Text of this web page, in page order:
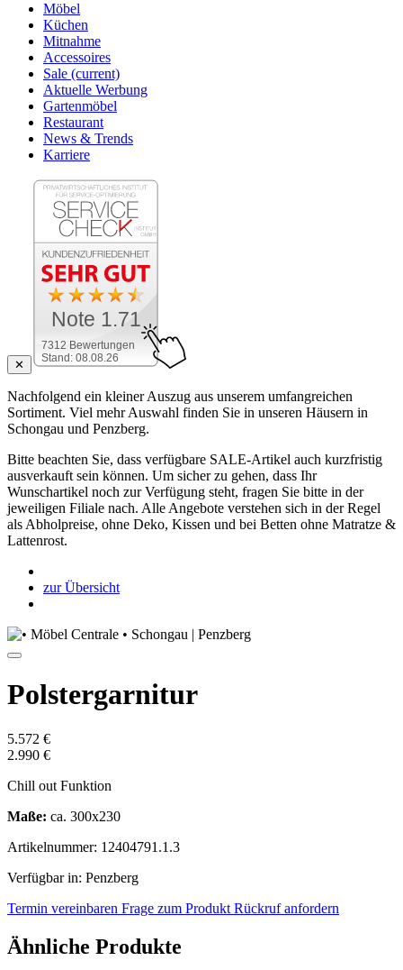
Möbel
Küchen
Mitnahme
Accessoires
Sale (current)
Aktuelle Werbung
Gartenmöbel
Restaurant
News & Trends
Karriere
✕
7312 Bewertungen
Stand: 08.08.26
Note 1.71
Nachfolgend ein kleiner Auszug aus unserem umfangreichen
Sortiment. Viel mehr Auswahl finden Sie in unseren Häusern in
Schongau und Penzberg.
Bitte beachten Sie, dass verfügbare SALE-Artikel auch kurzfristig
ausverkauft sein können. Um sicher zu gehen, dass Ihr
Wunschartikel noch zur Verfügung steht, fragen Sie bitte in der
jeweiligen Filiale nach. Alle Angebote verstehen sich in der Regel
als Abholpreise, ohne Deko, Kissen und bei Betten ohne Matratze &
Lattenrost.
zur Übersicht
Polstergarnitur
5.572 €
2.990 €
Chill out Funktion
Maße: ca. 300x230
Artikelnummer: 12404791.1.3
Verfügbar in: Penzberg
Termin vereinbaren Frage zum Produkt Rückruf anfordern
Ähnliche Produkte